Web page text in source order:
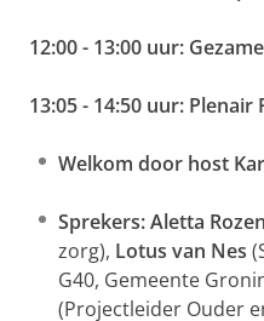
12:00 - 13:00 uur:
13:05 - 14:50 uur: Plenair
Welkom door host
Sprekers: Aletta
zorg), Lotus van Nes
G40, Gemeente
(Projectleider Ouder